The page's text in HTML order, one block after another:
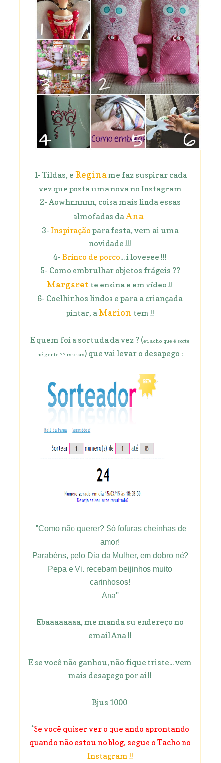
1- Tildas, e Reginame faz suspirar cada
vez que posta uma nova no Instagram
2- Aowhnnnnn, coisa mais linda essas
almofadas daAna
3- Inspiração para festa, vem ai uma
novidade !!!
4- Brinco de porco... i loveeee !!!
5- Como embrulhar objetos frágeis ??
Margaret te ensina e em vídeo !!
6- Coelhinhos lindos e para a criançada
pintar, aMarion tem !!
E quem foi a sortuda da vez ? (eu acho que é sorte
né gente ?? rsrsrsrs) que vai levar o desapego :
"Como não querer? Só fofuras cheinhas de
amor!
Parabéns, pelo Dia da Mulher, em dobro né?
Pepa e Vi, recebam beijinhos muito
carinhosos!
Ana''
Ebaaaaaaaa, me manda su endereço no
email Ana !!
E se você não ganhou, não fique triste... vem
mais desapego por ai !!
Bjus 1000
*Se você quiser ver o que ando aprontando
quando não estou no blog, segue o Tacho no
Instagram !!